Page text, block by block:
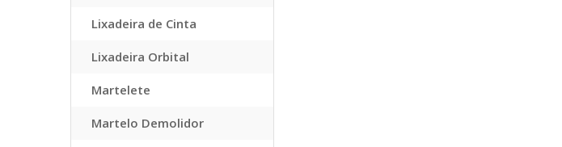
Lixadeira de Cinta
Lixadeira Orbital
Martelete
Martelo Demolidor